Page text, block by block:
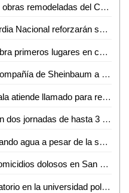
Entrega IMSS San Luis Potosí, obras remodeladas del Centro de Seguridad Social en Ciudad Valles
Más de 300 elementos de Guardia Nacional reforzarán seguridad en la Huasteca: J. Guadalupe Torres
Primaria Vicente Guerrero celebra primeros lugares en concurso de Himno Nacional y Torneo de Fútbol
INE investigará moches para compañía de Sheinbaum a raíz de denuncia de Álvarez Máynez
Gobierno municipal de Matehuala atiende llamado para retirar basura acumulada en una vivienda
Habrá estimulación de nubes en dos jornadas de hasta 3 meses en la Huasteca Potosina
Vallenses continúan desperdiciando agua a pesar de la sequía en la región
AMLO destaca reducción de homicidios dolosos en San Luis Potosí
Gobierno inaugura nuevo laboratorio en la universidad politécnica